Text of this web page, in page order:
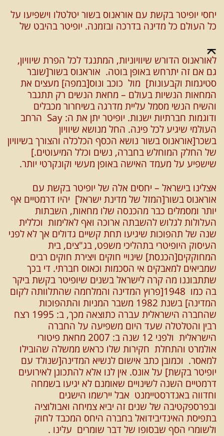
יחסי יופיטר בקשת עם אוראנוס בשור יטלטלו וישפיעו על
כל העולם כל מדינה בדרכה ובזמנה. יופיטר בהיבט של
לאוראנוס הדורש שיוויוניות, המתנגד לכל הפרת שיוויון,
גם אם זה יתרחש באופן בוטה. אוראנוס בשור[שובר
סטיגמות וקבעונות] מול כוכב ונוס[במפה] מעצים את
המחאות הנשיות בעולם – מחאת הנשים רק תתגבר
והשיח הנשי מסמל עליית מדרגה בשיחרור מכבלים
ודוגמות חברתיות ישנות. יופיטר יתן את ה: Say הרחב
העולמי שיגיע לכל פינה. החל מנושא שיוויון
בשכר[אוראנוס בשור נושא הכסף הכלכלה והצורך בשיוויון
של החלק המוחלש בחברה, נשים וכלל המיעוטים.]
שישפיע על מעמד האישה באופן מעשי וקונקרטי יותר.
אצלינו בישראל – יחסים אלה של יופיטר בקשת עם
אוראנוס בשור[המזל של מדינת ישראל] יהיו דרמטיים אף
יותר ומסמלים כבר מהכנסה שלו מחאות, השבתות
העלולות לגלוש להשבתה ארוכה ואף לאלימות וכללית
שנה של תהפוכות שיגיעו תחת קשיים גדולים אך לא לפני
העיסוק היופיטרי בתהליכי משפט, בג"צים, בית
המחוקקים[הכנסת] שינויי חוקים ויצירת חוקים רבים
שמביאים למאבקים אי הסכמות וכאוס חברתי. די בכך
שתתבוננו מה קרה לישראל בשנים שיופיטר בקשת ביקר
בה כמו 1948[פרוץ המדינה והמלחמה שהתלוותה לקום
המדינה] בשנת 1982 משבר המניות והתהפוכות
שהחברה הישראלית עברה כתוצאה מכך, ב: 1995 רצח
רבין והטלטלה שעד היום משפיעה על החברה
הישראלית ולפני 12 שנה ב: 2007 מחאת פיטורי
אולמרט והתחלת חקירות שלו כראש ממשלה שהובילו
למאסר. וכמובן כתב אישום לנשיא המדינה[שנולד עם
יופיטר בקשת] על אונס. אין לנו אלא להתכונן לאירועים
דרמטיים השנה לשינויים שאומנם לא יגיעו בשמחה
וחדווה באנדרסטיימנט אבל יירשמו הישגים
ובפרספקטיבה של שנים זה יביא צמיחה ואבולוציה
בתפיסת האינדיבידואל בחברה היחס המכבד לחוק
ולשומרי הסף שבסופו של דבר שומרים עלינו .